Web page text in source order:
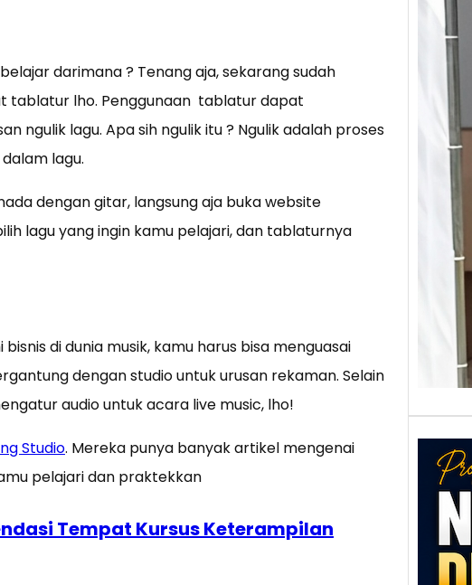
darimana ? Tenang aja, sekarang sudah
tablatur lho. Penggunaan tablatur dapat
ngulik lagu. Apa sih ngulik itu ? Ngulik adalah proses
lagu.
dengan gitar, langsung aja buka website
lagu yang ingin kamu pelajari, dan tablaturnya
di dunia musik, kamu harus bisa menguasai
dengan studio untuk urusan rekaman. Selain
audio untuk acara live music, lho!
Studio. Mereka punya banyak artikel mengenai
pelajari dan praktekkan
Tempat Kursus Keterampilan